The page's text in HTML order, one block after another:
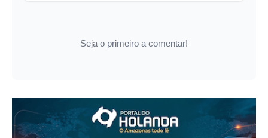
Seja o primeiro a comentar!